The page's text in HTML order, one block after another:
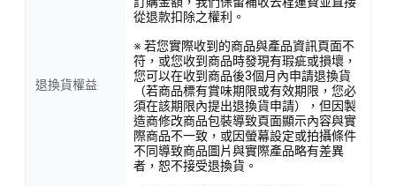
退換貨權益
從退款扣除之權利。
※ 若您實際收到的商品與產品資訊頁面不
符，或您收到商品時發現有瑕疵或損壞，
您可以在收到商品後3個月內申請退換貨
（若商品標有賞味期限或有效期限，您必
須在該期限內提出退換貨申請），但因製
造商修改商品包裝導致頁面顯示內容與實
際商品不一致，或因螢幕設定或拍攝條件
不同導致商品圖片與實際產品略有差異
者，恕不接受退換貨。